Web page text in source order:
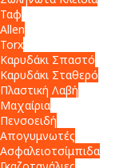
Ταφ
Allen
Torx
Καρυδάκι Σπαστό
Καρυδάκι Σταθερό
Πλαστική Λαβή
Μαχαίρια
Πενσοειδή
Απογυμνωτές
Ασφαλειοτσίμπιδα